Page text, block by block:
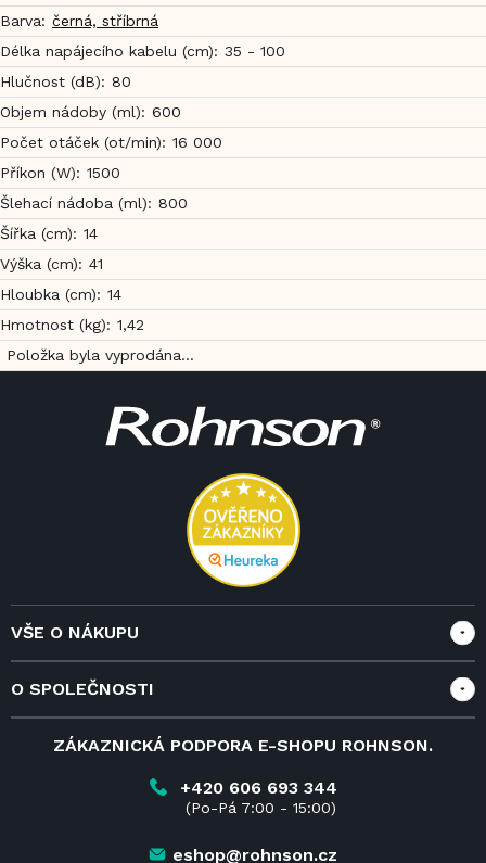
Barva: černá, stříbrná
Délka napájecího kabelu (cm): 35 - 100
Hlučnost (dB): 80
Objem nádoby (ml): 600
Počet otáček (ot/min): 16 000
Příkon (W): 1500
Šlehací nádoba (ml): 800
Šířka (cm): 14
Výška (cm): 41
Hloubka (cm): 14
Hmotnost (kg): 1,42
Položka byla vyprodána…
VŠE O NÁKUPU
Doprava a služby
Reklamace
Vrácení zboží do 14 dnů
O SPOLEČNOSTI
ZÁKAZNICKÁ PODPORA E-SHOPU ROHNSON.
+420 606 693 344
(Po-Pá 7:00 - 15:00)
eshop@rohnson.cz